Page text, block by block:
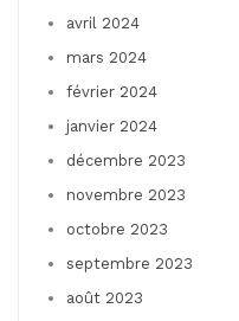
avril 2024
mars 2024
février 2024
janvier 2024
décembre 2023
novembre 2023
octobre 2023
septembre 2023
août 2023